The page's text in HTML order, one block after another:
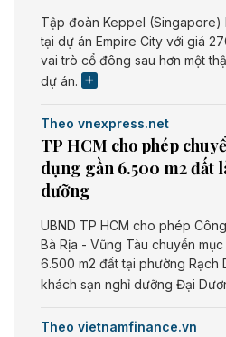
Tập đoàn Keppel
tại dự án Empire City với giá
vai trò cổ đông sau hơn một
dự án.
Theo vnexpress.net
TP HCM cho phép
dụng gần 6.500 m2 đất
dưỡng
UBND TP HCM cho phép
Bà Rịa - Vũng Tàu chuyển
6.500 m2 đất tại phường Rạch
khách sạn nghỉ dưỡng Đại
Theo vietnamfinance.vn